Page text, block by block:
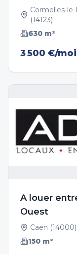
Cormelles-le-
(14123)
630 m²
3 500 €/
A louer
Ouest
Caen (14000)
150 m²